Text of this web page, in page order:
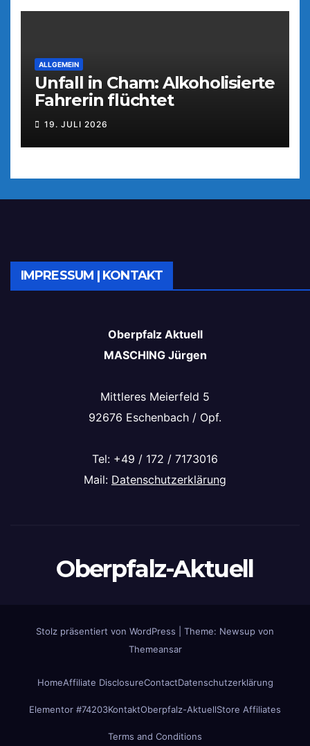
ALLGEMEIN
Unfall in Cham: Alkoholisierte
Fahrerin flüchtet
19. JULI 2026
IMPRESSUM | KONTAKT
Oberpfalz Aktuell
MASCHING Jürgen
Mittleres Meierfeld 5
92676 Eschenbach / Opf.
Tel: +49 / 172 / 7173016
Mail: Datenschutzerklärung
Oberpfalz-Aktuell
Stolz präsentiert von WordPress
Theme: Newsup von
Themeansar
HomeAffiliate DisclosureContactDatenschutzerklärung
Elementor #74203KontaktOberpfalz-AktuellStore Affiliates
Terms and Conditions